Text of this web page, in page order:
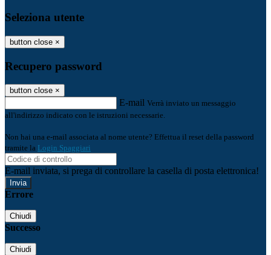
Seleziona utente
button close ×
Recupero password
button close ×
E-mail Verrà inviato un messaggio
all'indirizzo indicato con le istruzioni necessarie.
Non hai una e-mail associata al nome utente? Effettua il reset della password
tramite la Login Spaggiari
E-mail inviata, si prega di controllare la casella di posta elettronica!
Errore
Chiudi
Successo
Chiudi